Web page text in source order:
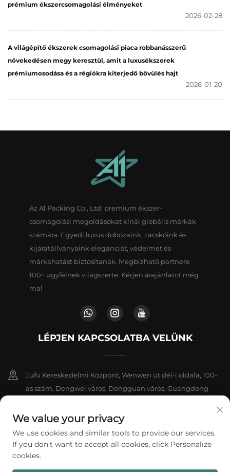
prémium ékszercsomagolási élményeket
2026-02-28
A világépítő ékszerek csomagolási piaca robbanásszerű
növekedésen megy keresztül, amit a luxusékszerek
prémiumosodása és a régiókra kiterjedő bővülés hajt
2026-01-20
Az A1 Packing Co., Ltd. premium ékszer-
csomagolási megoldásokat kínál globális márkák
számára. Egyedi luxus dobozaink, zacskóink és
kijáratállványaink eleganciát, védelmet és
márkahatást biztosítanak. Megbízható partnere
100+ ügyfélnek világszerte. Kérjen árajánlatot még
ma!
LÉPJEN KAPCSOLATBA VELÜNK
Jufu Kereskedelmi Központ, Wenwen út dél-i oldala, 100-
as szám, Dengwei város, Dongguan város, Guangdong
+86-18802602550
[email protected]
We value your privacy
We use cookies and similar tools to provide our services.
If you don't want to accept all cookies, click Personalize
cookies.